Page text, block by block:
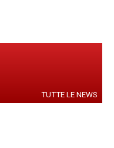
TUTTE LE NEWS